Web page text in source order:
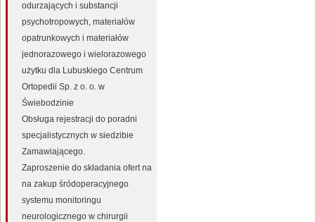
odurzających i substancji
psychotropowych, materiałów
opatrunkowych i materiałów
jednorazowego i wielorazowego
użytku dla Lubuskiego Centrum
Ortopedii Sp. z o. o. w
Świebodzinie
Obsługa rejestracji do poradni
specjalistycznych w siedzibie
Zamawiającego.
Zaproszenie do składania ofert na
na zakup śródoperacyjnego
systemu monitoringu
neurologicznego w chirurgii